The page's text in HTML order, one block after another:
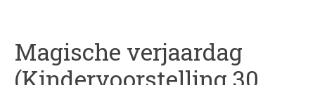
Magische verjaardag
(Kindervoorstelling 30